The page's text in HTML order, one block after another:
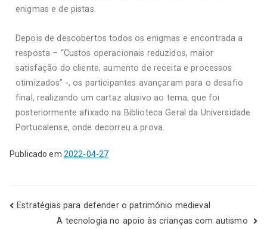
enigmas e de pistas.
Depois de descobertos todos os enigmas e encontrada a
resposta – “Custos operacionais reduzidos, maior
satisfação do cliente, aumento de receita e processos
otimizados” -, os participantes avançaram para o desafio
final, realizando um cartaz alusivo ao tema, que foi
posteriormente afixado na Biblioteca Geral da Universidade
Portucalense, onde decorreu a prova.
Publicado em 2022-04-27
Estratégias para defender o património medieval
A tecnologia no apoio às crianças com autismo